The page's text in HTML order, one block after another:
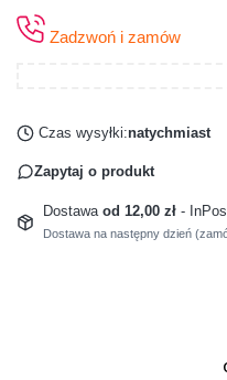
Zadzwoń i zamów
Czas wysyłki:natychmiast
Zapytaj o produkt
Dostawa od 12,00 zł -
Dostawa na następny dzień